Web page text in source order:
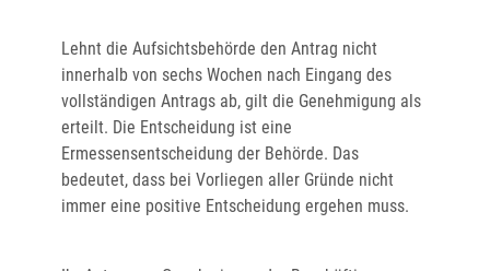
Lehnt die Aufsichtsbehörde den Antrag nicht
innerhalb von sechs Wochen nach Eingang des
vollständigen Antrags ab, gilt die Genehmigung als
erteilt. Die Entscheidung ist eine
Ermessensentscheidung der Behörde. Das
bedeutet, dass bei Vorliegen aller Gründe nicht
immer eine positive Entscheidung ergehen muss.